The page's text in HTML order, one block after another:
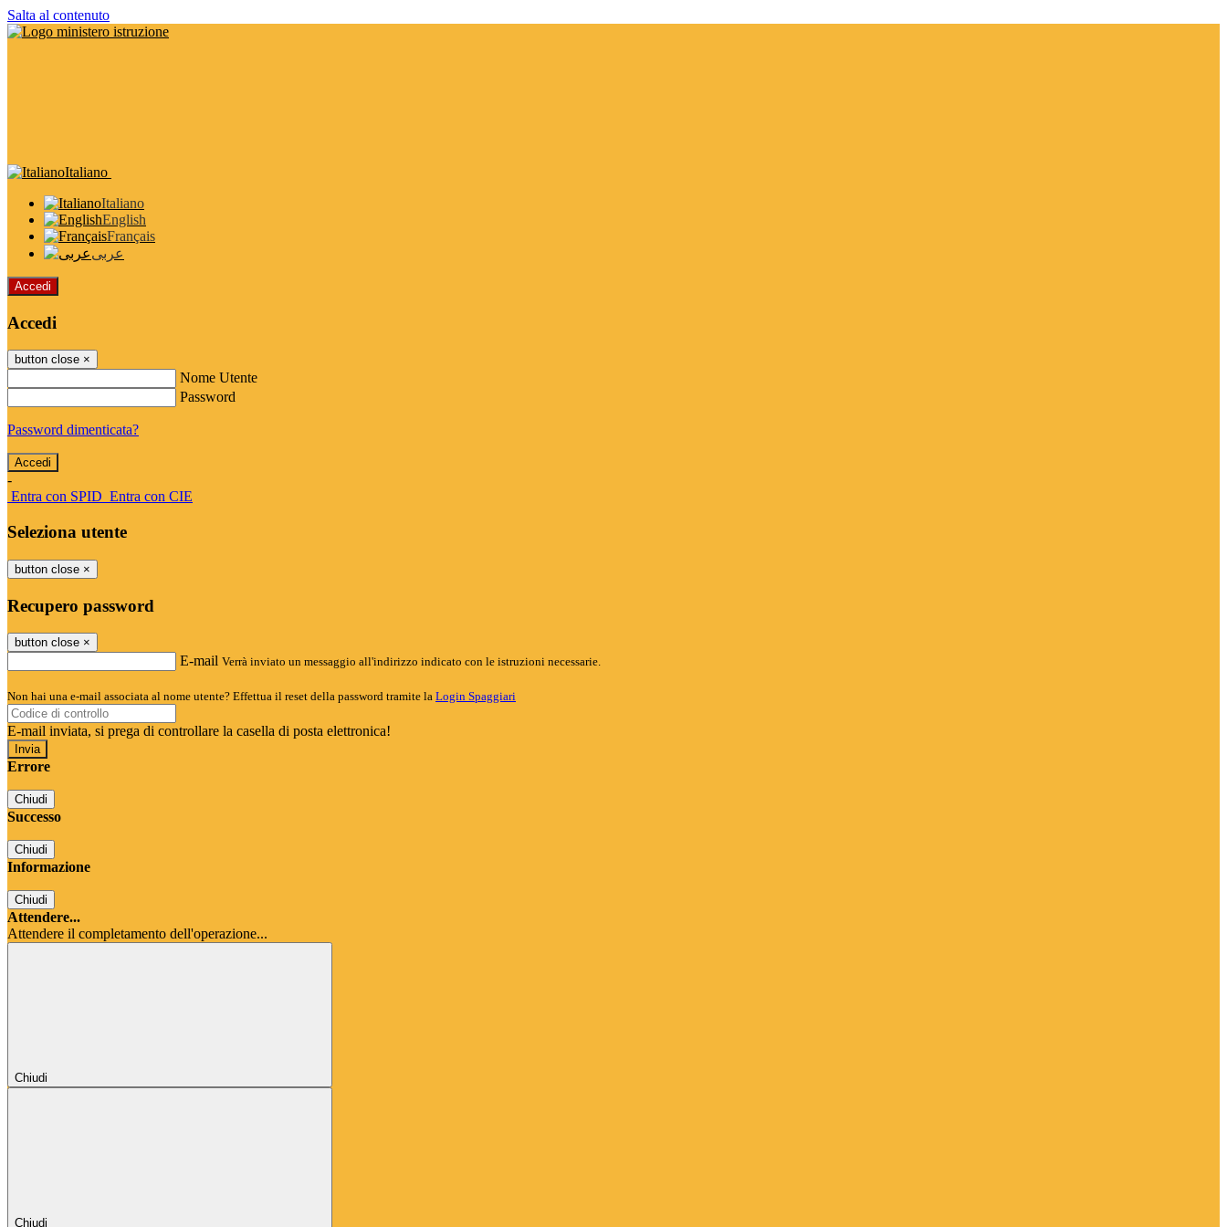
Salta al contenuto
Italiano
Italiano
English
Français
عربى
Accedi
Accedi
button close ×
Nome Utente
Password
Password dimenticata?
-
Entra con SPID Entra con CIE
Seleziona utente
button close ×
Recupero password
button close ×
E-mail Verrà inviato un messaggio all'indirizzo indicato con le istruzioni necessarie.
Non hai una e-mail associata al nome utente? Effettua il reset della password tramite la Login Spaggiari
E-mail inviata, si prega di controllare la casella di posta elettronica!
Errore
Chiudi
Successo
Chiudi
Informazione
Chiudi
Attendere...
Attendere il completamento dell'operazione...
Chiudi
Chiudi